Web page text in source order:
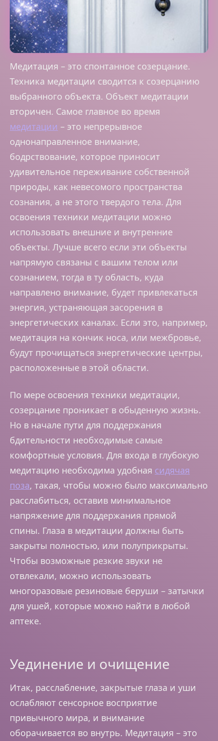
Медитация – это спонтанное созерцание.
Техника медитации сводится к созерцанию
выбранного объекта. Объект медитации
вторичен. Самое главное во время
медитации – это непрерывное
однонаправленное внимание,
бодрствование, которое приносит
удивительное переживание собственной
природы, как невесомого пространства
сознания, а не этого твердого тела. Для
освоения техники медитации можно
использовать внешние и внутренние
объекты. Лучше всего если эти объекты
напрямую связаны с вашим телом или
сознанием, тогда в ту область, куда
направлено внимание, будет привлекаться
энергия, устраняющая засорения в
энергетических каналах. Если это, например,
медитация на кончик носа, или межбровье,
будут прочищаться энергетические центры,
расположенные в этой области.
По мере освоения техники медитации,
созерцание проникает в обыденную жизнь.
Но в начале пути для поддержания
бдительности необходимые самые
комфортные условия. Для входа в глубокую
медитацию необходима удобная сидячая
поза, такая, чтобы можно было максимально
расслабиться, оставив минимальное
напряжение для поддержания прямой
спины. Глаза в медитации должны быть
закрыты полностью, или полуприкрыты.
Чтобы возможные резкие звуки не
отвлекали, можно использовать
многоразовые резиновые беруши – затычки
для ушей, которые можно найти в любой
аптеке.
Уединение и очищение
Итак, расслабление, закрытые глаза и уши
ослабляют сенсорное восприятие
привычного мира, и внимание
оборачивается во внутрь. Медитация – это